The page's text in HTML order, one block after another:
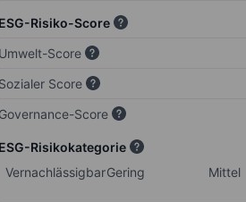
ESG-Risiko-Score
Umwelt-Score
Sozialer Score
Governance-Score
ESG-Risikokategorie
VernachlässigbarGering Mittel